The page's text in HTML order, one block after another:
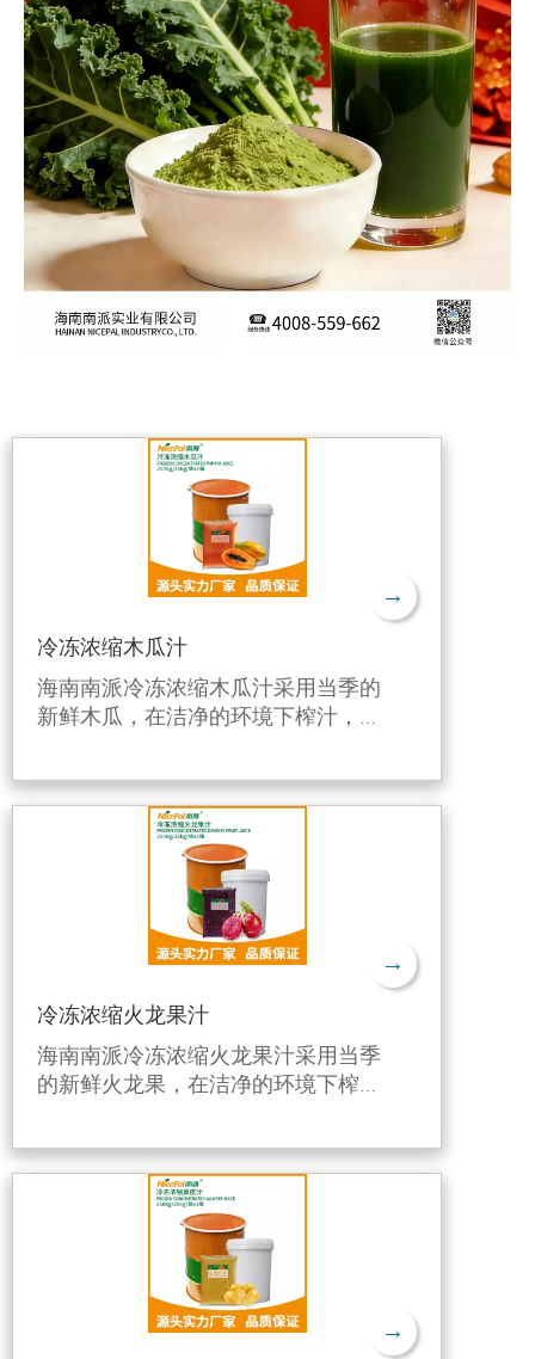
→
冷冻浓缩木瓜汁
海南南派冷冻浓缩木瓜汁采用当季的
新鲜木瓜，在洁净的环境下榨汁，利
冻，有效保留了木瓜的新鲜风味和营
→
冷冻浓缩火龙果汁
海南南派冷冻浓缩火龙果汁采用当季
的新鲜火龙果，在洁净的环境下榨
缩后，并在-38℃快速急冻后在-18℃
下冷冻，有效保留了火龙果的新鲜风
味和营养成分。
→